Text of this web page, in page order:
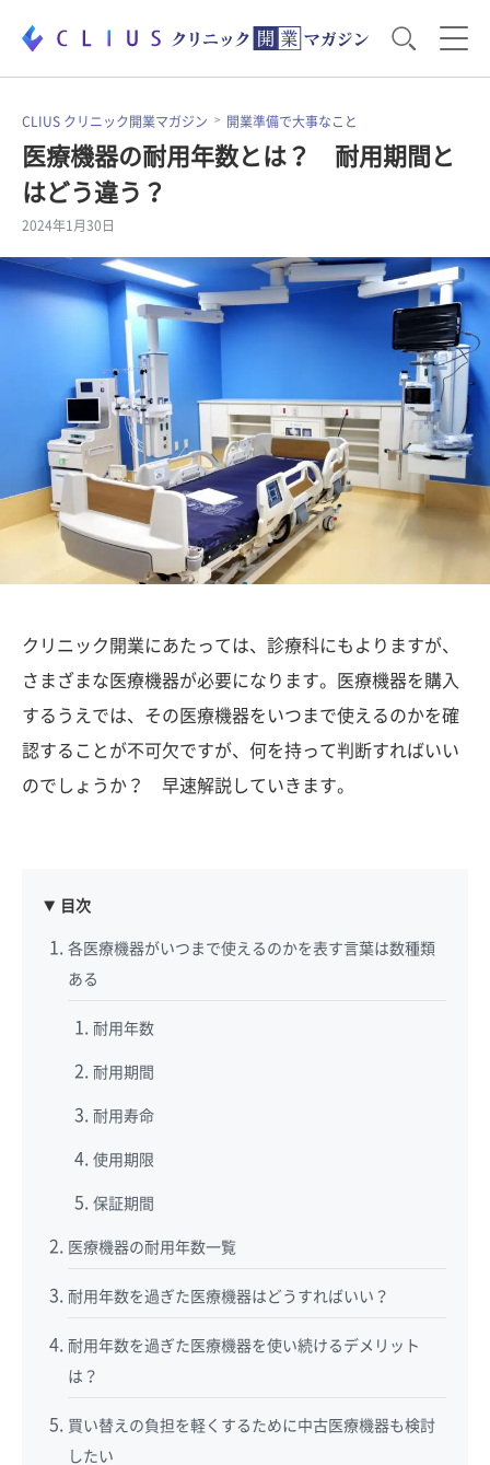
お役立ち資料 運営・経営のポイント
開業医のリアル
電子カルテ・ICT 医療機器・事務機器
CLIUS クリニック開業マガジン 開業準備で大事なこと
医療機器の耐用年数とは？ 耐用期間と
はどう違う？
2024年1月30日
クリニック開業にあたっては、診療科にもよりますが、
さまざまな医療機器が必要になります。医療機器を購入
するうえでは、その医療機器をいつまで使えるのかを確
認することが不可欠ですが、何を持って判断すればいい
のでしょうか？ 早速解説していきます。
目次
各医療機器がいつまで使えるのかを表す言葉は数種類
ある
耐用年数
耐用期間
耐用寿命
使用期限
保証期間
医療機器の耐用年数一覧
耐用年数を過ぎた医療機器はどうすればいい？
耐用年数を過ぎた医療機器を使い続けるデメリット
は？
買い替えの負担を軽くするために中古医療機器も検討
したい